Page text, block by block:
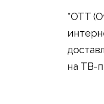
*OTT
на ТВ-